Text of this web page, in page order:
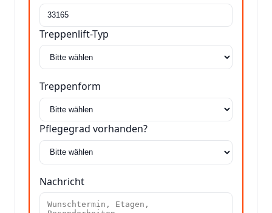
Treppenlift-Typ
Treppenform
Pflegegrad vorhanden?
Nachricht